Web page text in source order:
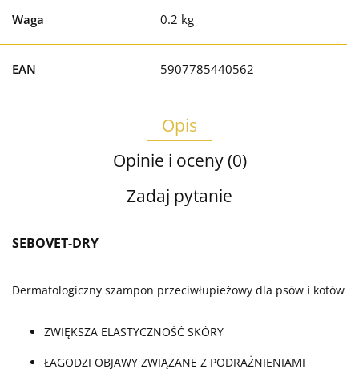
Waga 0.2 kg
EAN 5907785440562
Opis
Opinie i oceny (0)
Zadaj pytanie
SEBOVET-DRY
Dermatologiczny szampon przeciwłupieżowy dla psów i kotów
ZWIĘKSZA ELASTYCZNOŚĆ SKÓRY
ŁAGODZI OBJAWY ZWIĄZANE Z PODRAŻNIENIAMI